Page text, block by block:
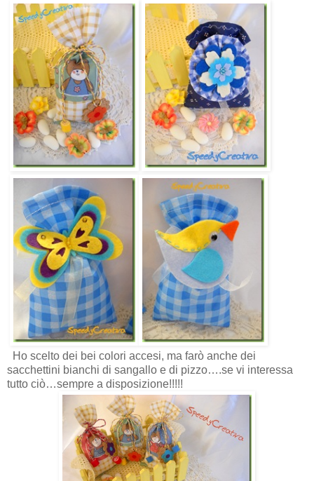
Ho scelto dei bei colori accesi, ma farò anche dei
sacchettini bianchi di sangallo e di pizzo….se vi interessa
tutto ciò…sempre a disposizione!!!!!